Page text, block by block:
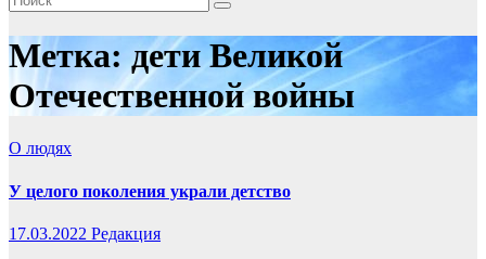
Метка:дети Великой
Отечественной войны
О людях
У целого поколения украли детство
17.03.2022 Редакция